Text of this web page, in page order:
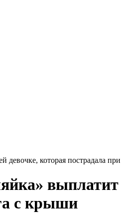
которая пострадала
с крыши